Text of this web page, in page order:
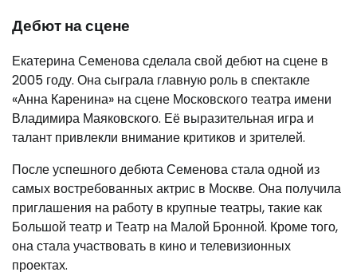
Дебют на сцене
Екатерина Семенова сделала свой дебют на сцене в
2005 году. Она сыграла главную роль в спектакле
«Анна Каренина» на сцене Московского театра имени
Владимира Маяковского. Её выразительная игра и
талант привлекли внимание критиков и зрителей.
После успешного дебюта Семенова стала одной из
самых востребованных актрис в Москве. Она получила
приглашения на работу в крупные театры, такие как
Большой театр и Театр на Малой Бронной. Кроме того,
она стала участвовать в кино и телевизионных
проектах.